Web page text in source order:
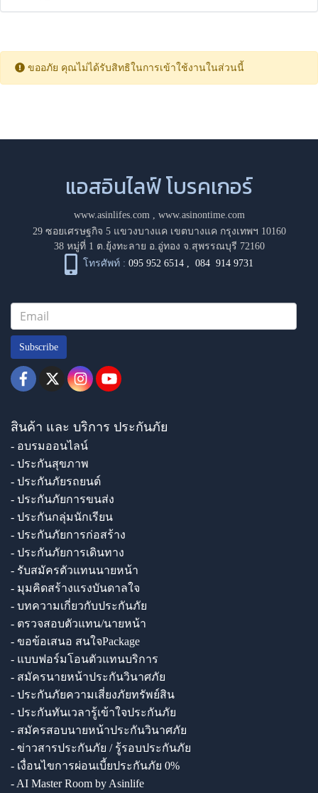
ขออภัย คุณไม่ได้รับสิทธิในการเข้าใช้งานในส่วนนี้
แอสอินไลฟ์ โบรคเกอร์
www.asinlifes.com, www.asinontime.com
29 ซอยเศรษฐกิจ 5 แขวงบางแค เขตบางแค กรุงเทพฯ 10160
38 หมู่ที่ 1 ต.ยุ้งทะลาย อ.อู่ทอง จ.สุพรรณบุรี 72160
โทรศัพท์ : 095 952 6514 ,084 914 9731
Subscribe
สินค้า และ บริการ ประกันภัย
- อบรมออนไลน์
- ประกันสุขภาพ
- ประกันภัยรถยนต์
- ประกันภัยการขนส่ง
- ประกันกลุ่มนักเรียน
- ประกันภัยการก่อสร้าง
- ประกันภัยการเดินทาง
- รับสมัครตัวแทนนายหน้า
- มุมคิดสร้างแรงบันดาลใจ
- บทความเกี่ยวกับประกันภัย
- ตรวจสอบตัวแทน/นายหน้า
- ขอข้อเสนอ สนใจPackage
- แบบฟอร์มโอนตัวแทนบริการ
- สมัครนายหน้าประกันวินาศภัย
- ประกันภัยความเสี่ยงภัยทรัพย์สิน
- ประกันทันเวลารู้เข้าใจประกันภัย
- สมัครสอบนายหน้าประกันวินาศภัย
- ข่าวสารประกันภัย / รู้รอบประกันภัย
- เงื่อนไขการผ่อนเบี้ยประกันภัย 0%
- AI Master Room by Asinlife